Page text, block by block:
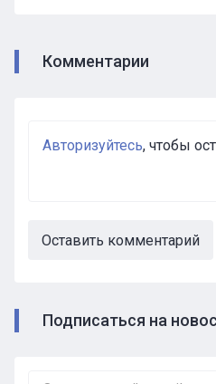
Комментарии
Авторизуйтесь, чтобы
Оставить комментарий
Подписаться на